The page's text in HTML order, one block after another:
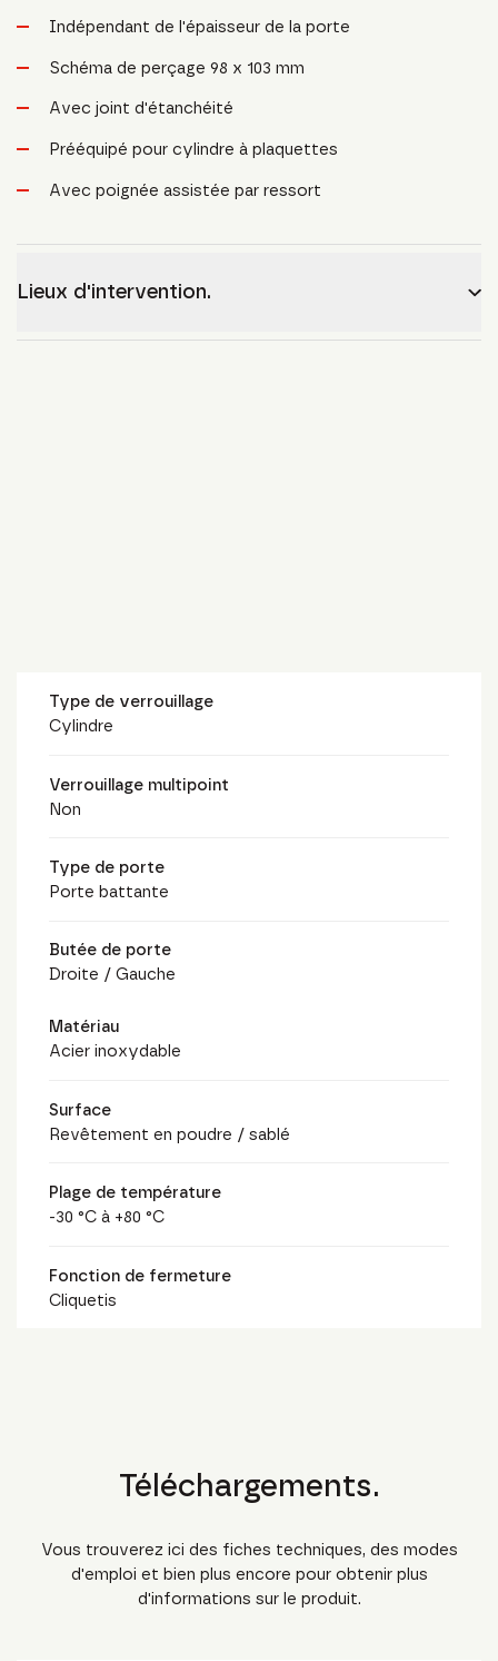
Indépendant de l'épaisseur de la porte
Schéma de perçage 98 x 103 mm
Avec joint d'étanchéité
Prééquipé pour cylindre à plaquettes
Avec poignée assistée par ressort
Lieux d'intervention.
Type de verrouillage
Cylindre
Verrouillage multipoint
Non
Type de porte
Porte battante
Butée de porte
Droite / Gauche
Matériau
Acier inoxydable
Surface
Revêtement en poudre / sablé
Plage de température
-30 °C à +80 °C
Fonction de fermeture
Cliquetis
Téléchargements.
Vous trouverez ici des fiches techniques, des modes
d'emploi et bien plus encore pour obtenir plus
d'informations sur le produit.